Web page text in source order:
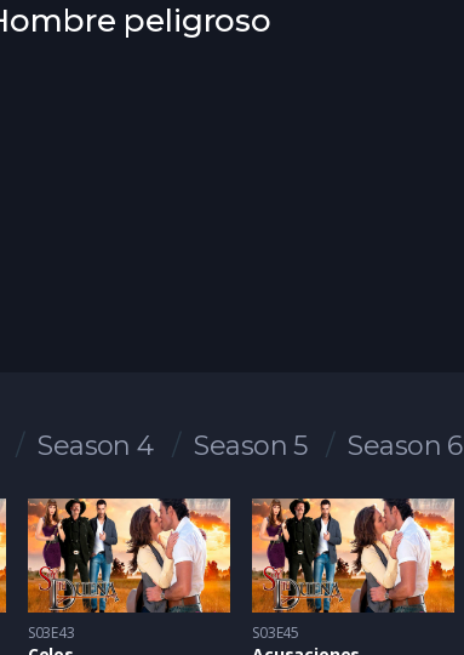
peligroso
Season 4 Season 5 Season 6
S03E43 S03E45